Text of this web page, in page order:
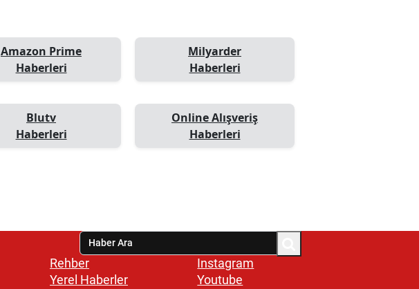
Amazon Prime
Haberleri
Milyarder
Haberleri
Blutv
Haberleri
Online Alışveriş
Haberleri
Rehber
Yerel Haberler
Instagram
Youtube